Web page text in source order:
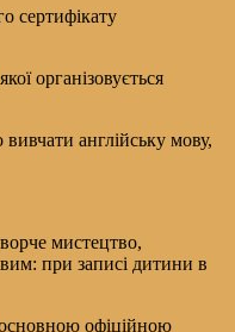
сертифікату
організовується
англійську мову,
мистецтво,
при записі дитини в
основною офіційною